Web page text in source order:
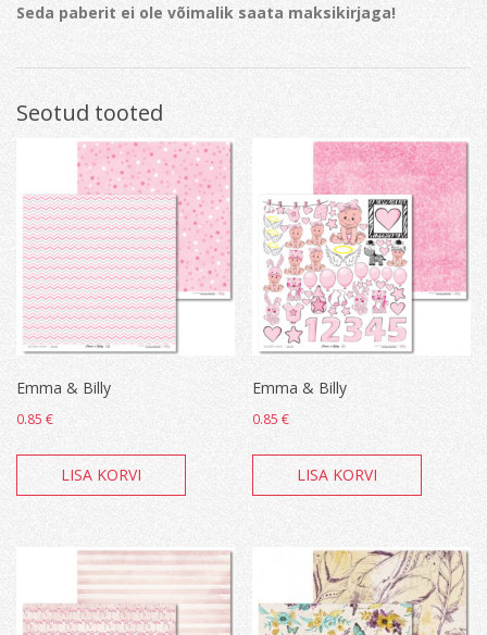
Seda paberit ei ole võimalik saata maksikirjaga!
Seotud tooted
Emma & Billy
0.85 €
LISA KORVI
Emma & Billy
0.85€
LISA KORVI